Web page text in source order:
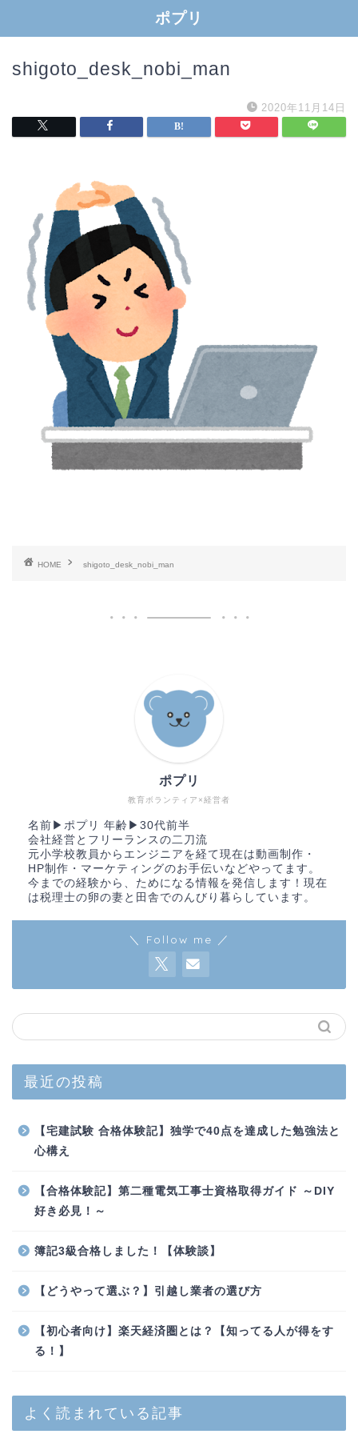
ポプリ
shigoto_desk_nobi_man
2020年11月14日
HOME shigoto_desk_nobi_man
教育ボランティア×経営者
ポプリ
名前▶︎ポプリ 年齢▶︎30代前半
会社経営とフリーランスの二刀流
元小学校教員からエンジニアを経て現在は動画制作・
HP制作・マーケティングのお手伝いなどやってます。
今までの経験から、ためになる情報を発信します！現在
は税理士の卵の妻と田舎でのんびり暮らしています。
＼ Follow me ／
最近の投稿
【宅建試験 合格体験記】独学で40点を達成した勉強法と
心構え
【合格体験記】第二種電気工事士資格取得ガイド ～DIY
好き必見！～
簿記3級合格しました！【体験談】
【どうやって選ぶ？】引越し業者の選び方
【初心者向け】楽天経済圏とは？【知ってる人が得をす
る！】
よく読まれている記事